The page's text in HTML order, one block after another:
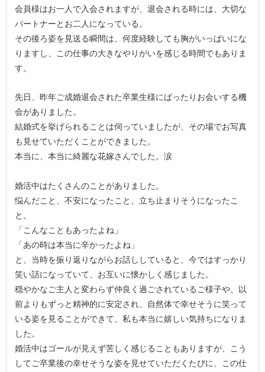
会員様はお一人で入会されますが、退会される時には、大切な
パートナーとお二人になっている。
その後ろ姿を見送る瞬間は、何度経験しても胸がいっぱいにな
りますし、この仕事の大きなやりがいを感じる時間でもありま
す。
先日、昨年ご成婚退会された卒業生様にばったりお会いする機
会がありました。
結婚式を挙げられることは伺っていましたが、その場でお写真
も見せていただくことができました。
本当に、本当に綺麗な花嫁さんでした。涙
婚活中はたくさんのことがありました。
悩んだこと、不安になったこと、立ち止まりそうになったこ
と。
「こんなこともあったよね」
「あの時は本当に辛かったよね」
と、当時を振り返りながらお話ししていると、今ではすっかり
笑い話になっていて、お互いに懐かしく感じました。
穏やかなご主人と変わらず仲良く過ごされているご様子や、以
前よりもずっと精神的に安定され、自然体で幸せそうに笑って
いる姿を見ることができて、私も本当に嬉しい気持ちになりま
した。
婚活中はゴールが見えず苦しく感じることもありますが、こう
してご卒業後の幸せそうな姿を見せていただくたびに、この仕